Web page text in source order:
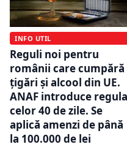
INFO UTIL
Reguli noi pentru
românii care cumpără
țigări și alcool din UE.
ANAF introduce regula
celor 40 de zile. Se
aplică amenzi de până
la 100.000 de lei